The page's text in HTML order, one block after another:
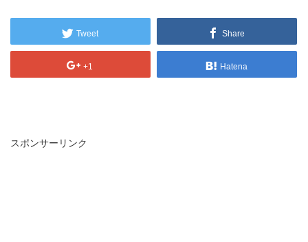
Tweet Share
+1 Hatena
スポンサーリンク